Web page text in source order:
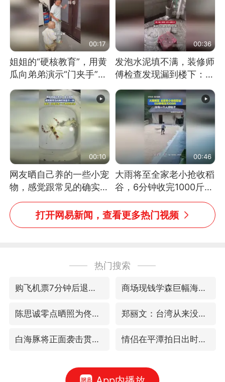
00:17
姐姐的“硬核教育”，用黄
瓜向弟弟演示“门夹手”，
网友：果然言传不如身
教！
00:36
发泡水泥填不满，装修师
傅检查发现漏到楼下：出
风口未延伸到外墙
00:10
网友晒自己养的一些小宠
物，感觉跟常见的确实有
些不一样
00:46
大雨将至全家老小抢收稻
谷，6分钟收完1000斤，
没有一个人掉链子
打开网易新闻，查看更多热门视频
热门搜索
购飞机票7分钟后退票被扣2022元 商场现钱学森巨幅海报 负责人回应
陈思诚零点晒照为佟丽娅庆生 郑丽文：台湾从来没有“独立”过
白海豚将正面袭击贯穿浙江 情侣在平潭拍日出时坠崖致一死一伤